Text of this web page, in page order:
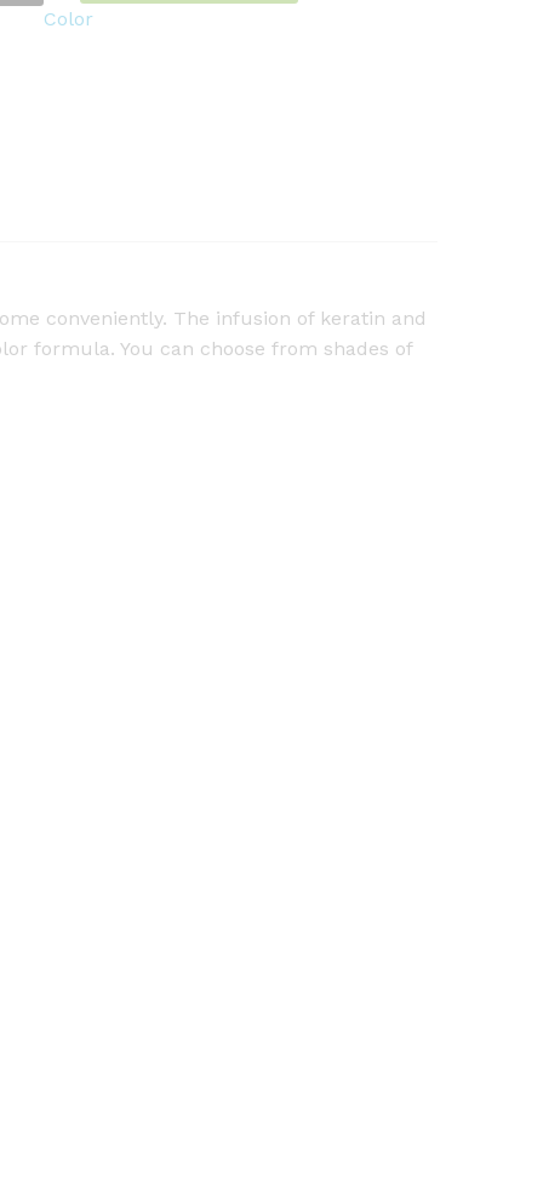
Color
conveniently. The infusion of keratin and
formula. You can choose from shades of